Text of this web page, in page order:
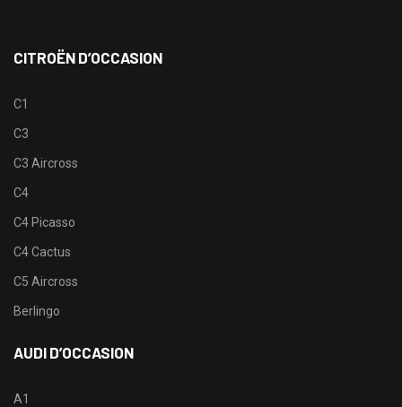
CITROËN D’OCCASION
C1
C3
C3 Aircross
C4
C4 Picasso
C4 Cactus
C5 Aircross
Berlingo
AUDI D’OCCASION
A1